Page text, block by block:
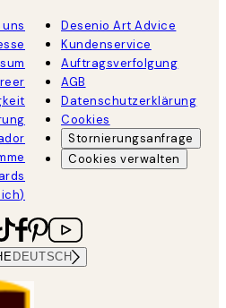
Desenio Art Advice
Kundenservice
Auftragsverfolgung
AGB
Datenschutzerklärung
Cookies
Stornierungsanfrage
Cookies verwalten
DEUTSCH